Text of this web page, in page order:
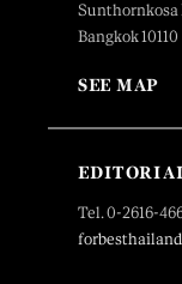
Sunthornkosa
Bangkok 10110
SEE MAP
Tel. 0-2616-